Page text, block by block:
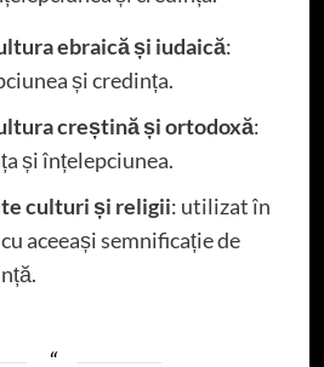
ebraică și iudaică:
și credința.
creștină și ortodoxă:
și înțelepciunea.
culturi și religii: utilizat în
aceeași semnificație de